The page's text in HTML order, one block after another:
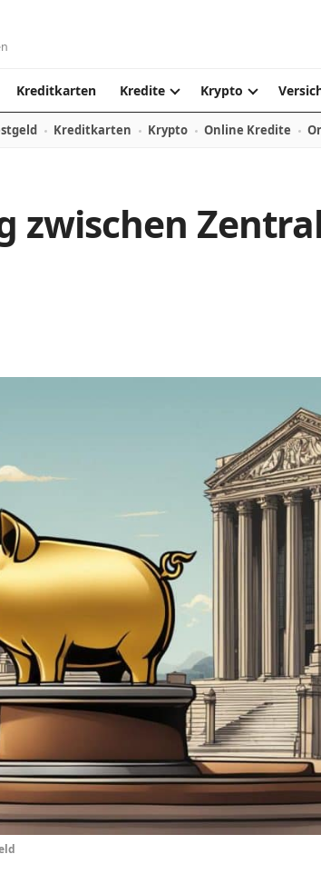
Kreditkarten Kredite Krypto
Kreditkarten Krypto Online Kredite
zwischen